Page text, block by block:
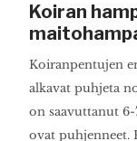
Koiran
Koiranpentujen
alkavat puhjeta
on saavuttanut
ovat puhjenneet.